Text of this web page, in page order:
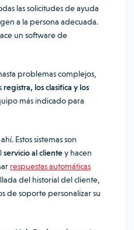
las solicitudes de ayuda
a la persona adecuada.
un software de
problemas complejos,
registra, los clasifica y los
más indicado para
Estos sistemas son
servicio al clientey hacen
respuestas automáticas
del historial del cliente,
de soporte personalizar su